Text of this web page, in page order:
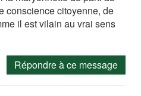
conscience citoyenne, de
il est vilain au vrai sens
Répondre à ce message